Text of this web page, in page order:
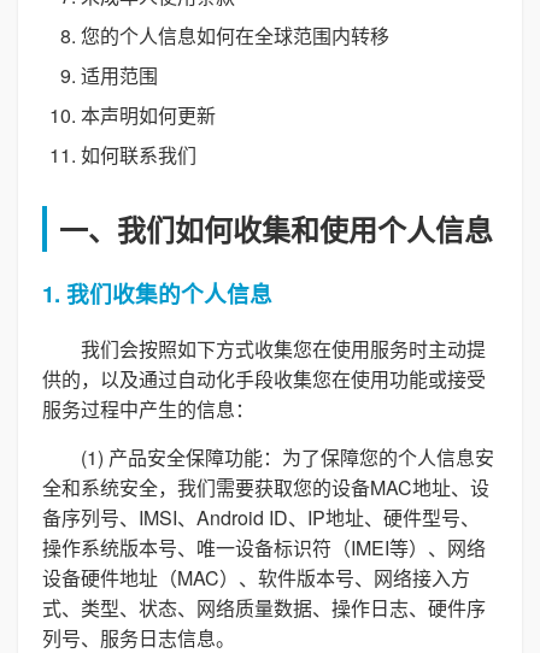
您的个人信息如何在全球范围内转移
适用范围
本声明如何更新
如何联系我们
一、我们如何收集和使用个人信息
1. 我们收集的个人信息
我们会按照如下方式收集您在使用服务时主动提
供的，以及通过自动化手段收集您在使用功能或接受
服务过程中产生的信息：
(1) 产品安全保障功能：为了保障您的个人信息安
全和系统安全，我们需要获取您的设备MAC地址、设
备序列号、IMSI、Android ID、IP地址、硬件型号、
操作系统版本号、唯一设备标识符（IMEI等）、网络
设备硬件地址（MAC）、软件版本号、网络接入方
式、类型、状态、网络质量数据、操作日志、硬件序
列号、服务日志信息。